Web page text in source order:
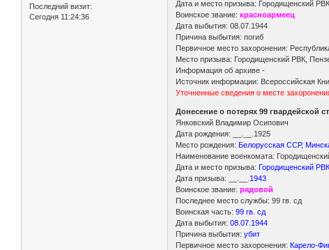
Последний визит:
Сегодня 11:24:36
Дата и место призыва: Городищенский
Воинское звание:красноармеец
Дата выбытия: 08.07.1944
Причина выбытия: погиб
Первичное место захоронения:
Место призыва: Городищенский РВК,
Информация об архиве -
Источник информации: Всероссийская
Уточненные сведения о месте
Донесение о потерях 99 гвардейской
Янковский Владимир Осипович
Дата рождения: __.__.1925
Место рождения: Белорусская ССР,
Наименование военкомата:
Дата и место призыва: Городищенский
Дата призыва: __.__. 1943
Воинское звание:рядовой
Последнее место службы: 99 гв. сд
Воинская часть:99 гв. сд
Дата выбытия:08.07.1944
Причина выбытия:убит
Первичное место захоронения: Карело-